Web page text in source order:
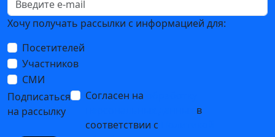
Хочу получать рассылки с информацией для:
Посетителей
Участников
СМИ
Подписаться
на рассылку
Согласен на
в
соответствии с